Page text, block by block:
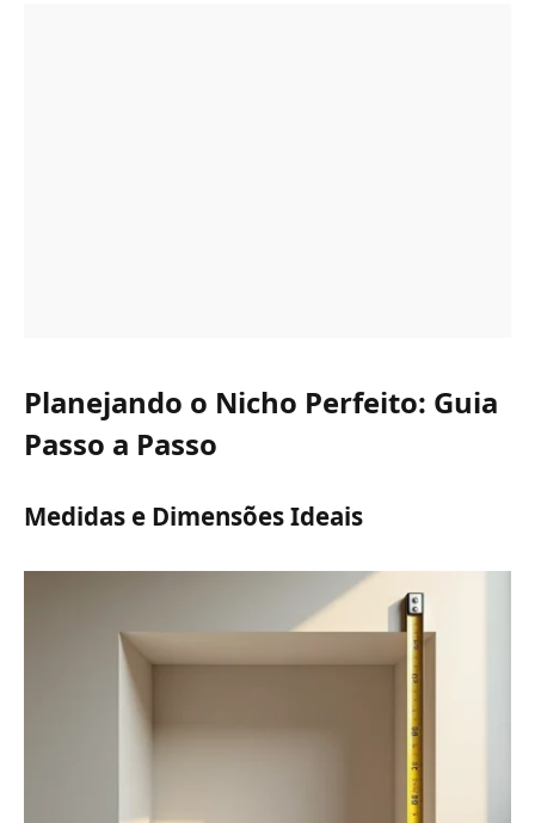
Planejando o Nicho Perfeito: Guia
Passo a Passo
Medidas e Dimensões Ideais